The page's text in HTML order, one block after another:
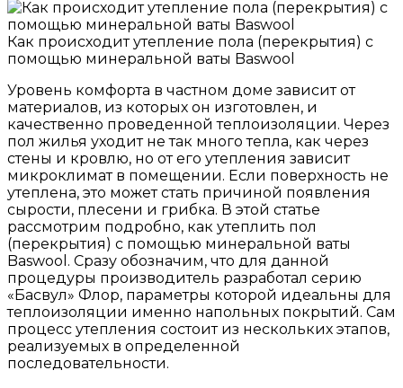
Как происходит утепление пола (перекрытия) с
помощью минеральной ваты Baswool
Уровень комфорта в частном доме зависит от
материалов, из которых он изготовлен, и
качественно проведенной теплоизоляции. Через
пол жилья уходит не так много тепла, как через
стены и кровлю, но от его утепления зависит
микроклимат в помещении. Если поверхность не
утеплена, это может стать причиной появления
сырости, плесени и грибка. В этой статье
рассмотрим подробно, как утеплить пол
(перекрытия) с помощью минеральной ваты
Baswool. Сразу обозначим, что для данной
процедуры производитель разработал серию
«Басвул» Флор, параметры которой идеальны для
теплоизоляции именно напольных покрытий. Сам
процесс утепления состоит из нескольких этапов,
реализуемых в определенной
последовательности.